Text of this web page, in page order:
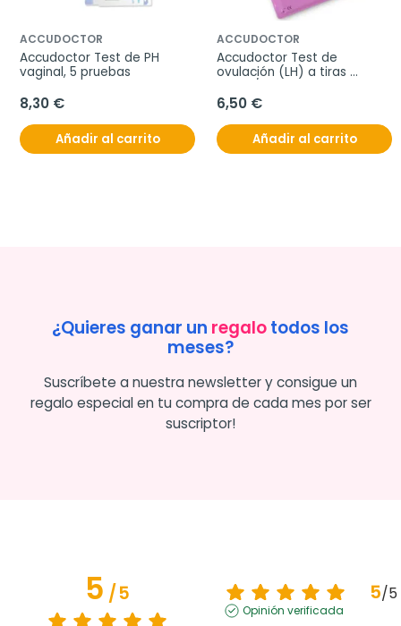
ACCUDOCTOR
Accudoctor Test de PH
vaginal, 5 pruebas
8,30 €
Añadir al carrito
ACCUDOCTOR
Accudoctor Test de
ovulación (LH) a tiras
pruebas
6,50 €
Añadir al carrito
¿Quieres ganar un regalotodos los
meses?
Suscríbete a nuestra newsletter y consigue un
regalo especial en tu compra de cada mes por ser
suscriptor!
5/5 5/5
Opinión verificada